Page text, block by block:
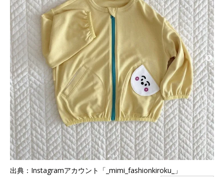
出典：Instagramアカウント「_mimi_fashionkiroku_」